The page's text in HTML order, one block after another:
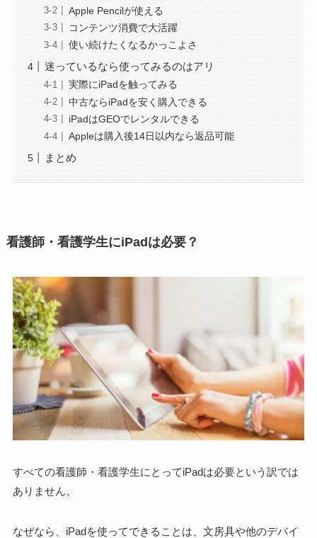
Apple Pencilが使える
コンテンツ消費で大活躍
使い続けたくなるかっこよさ
迷っているなら使ってみるのはアリ
実際にiPadを触ってみる
中古ならiPadを安く購入できる
iPadはGEOでレンタルできる
Appleは購入後14日以内なら返品可能
まとめ
看護師・看護学生にiPadは必要？
すべての看護師・看護学生にとってiPadは必要という訳では
ありません。
なぜなら、 iPadを使ってできることは、文房具や他のデバイ